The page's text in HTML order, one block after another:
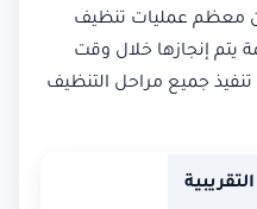
أن معظم عمليات تنظيف
يتم إنجازها خلال وقت
جميع مراحل التنظيف